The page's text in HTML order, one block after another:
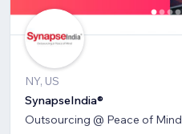
NY, US
SynapseIndia®
Outsourcing @ Peace of Mind